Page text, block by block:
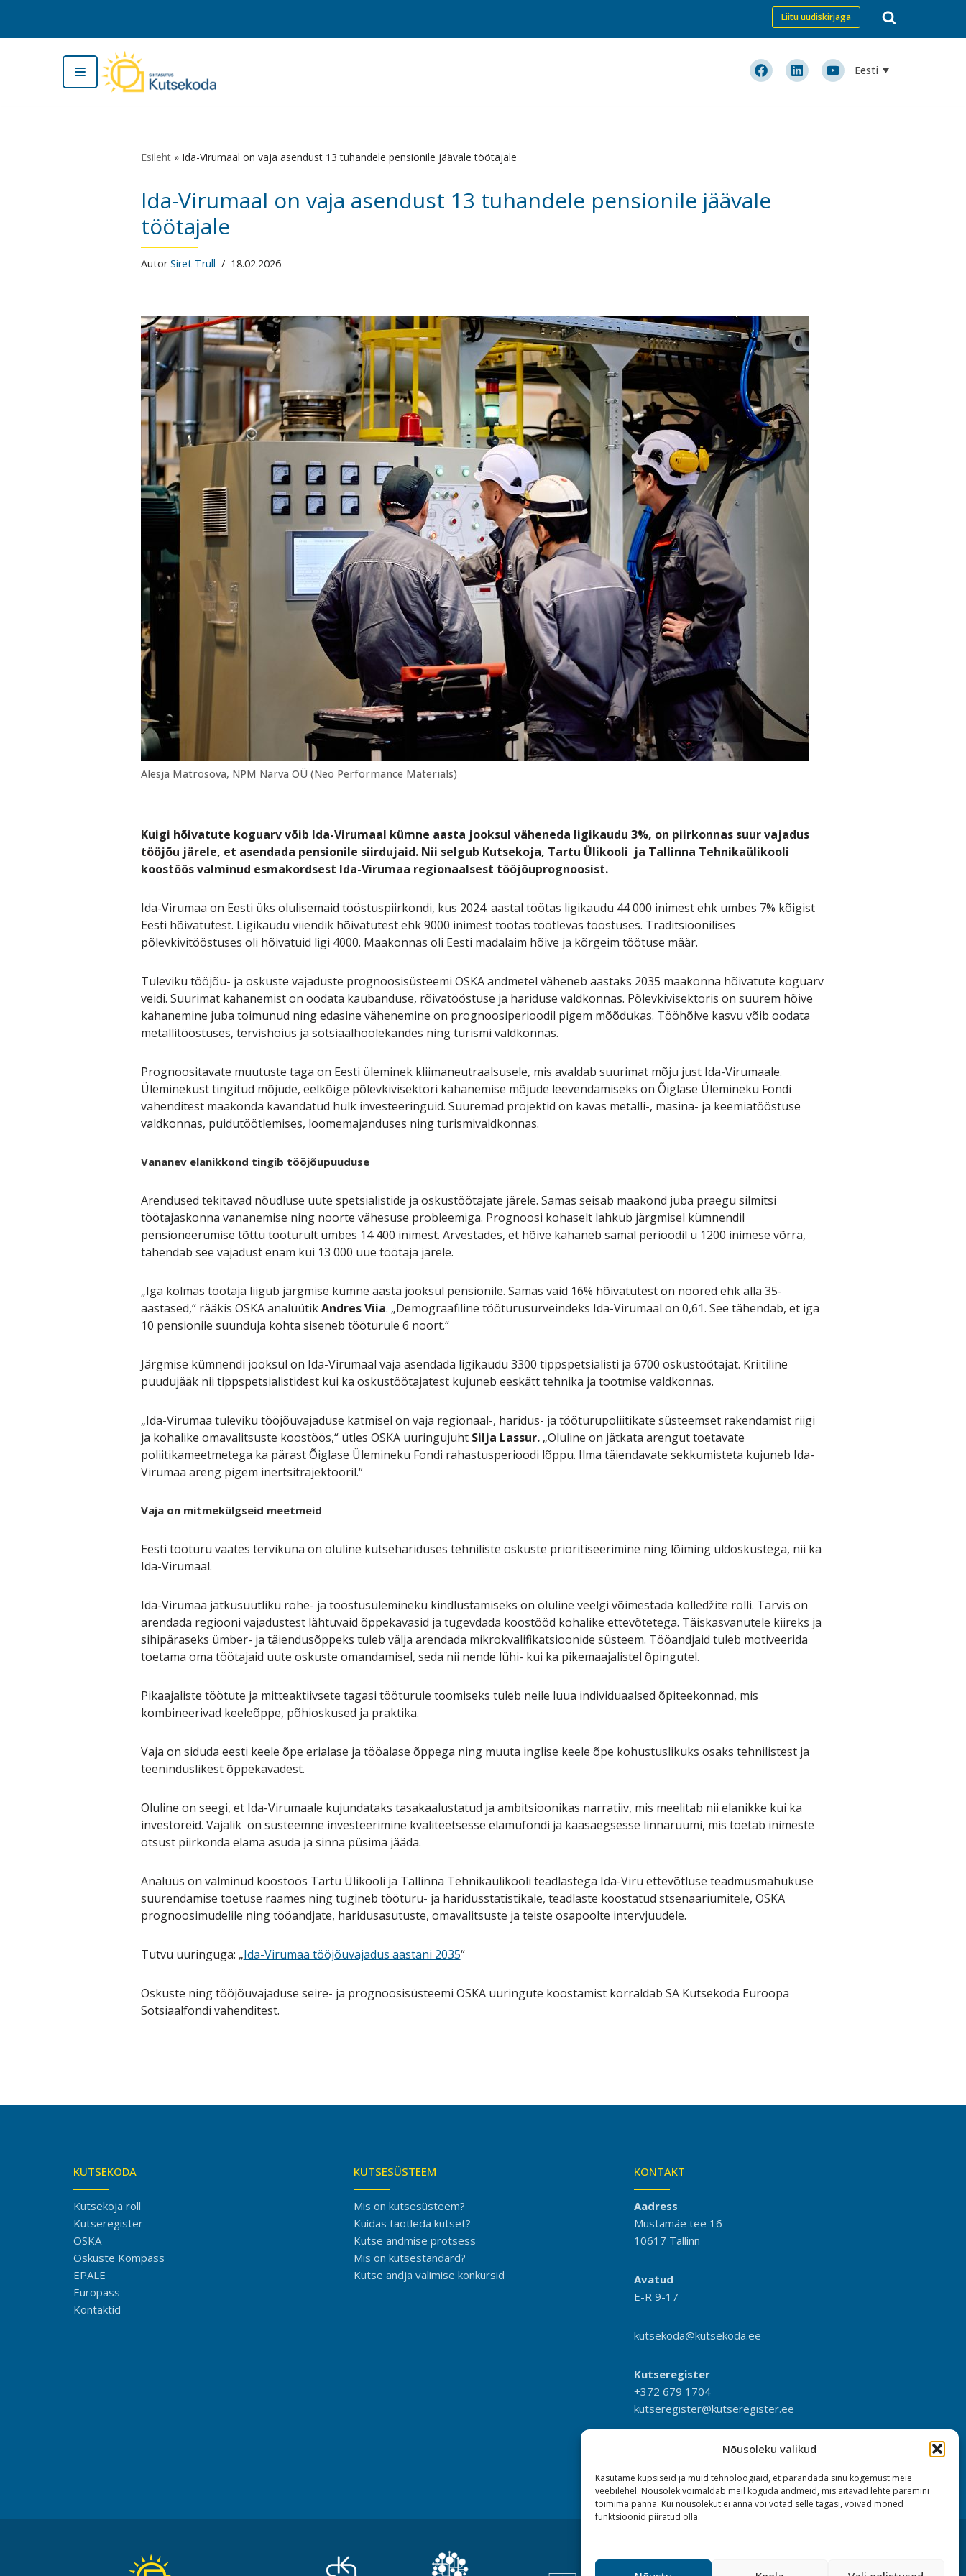
Nõusoleku valikud
Kasutame küpsiseid ja muid tehnoloogiaid, et parandada sinu kogemust meie
veebilehel. Nõusolek võimaldab meil koguda andmeid, mis aitavad lehte paremini
toimima panna. Kui nõusolekut ei anna või võtad selle tagasi, võivad mõned
funktsioonid piiratud olla.
Skip
Liitu uudiskirjaga
Eesti
Esileht» Ida-Virumaal on vaja asendust 13 tuhandele pensionile jäävale töötajale
Ida-Virumaal on vaja asendust 13 tuhandele pensionile jäävale
töötajale
AutorSiret Trull 18.02.2026
Alesja Matrosova, NPM Narva OÜ (Neo Performance Materials)
Kuigi hõivatute koguarv võib Ida-Virumaal kümne aasta jooksul väheneda ligikaudu 3%, on piirkonnas suur vajadus
tööjõu järele, et asendada pensionile siirdujaid. Nii selgub Kutsekoja, Tartu Ülikooli ja Tallinna Tehnikaülikooli
koostöös valminud esmakordsest Ida-Virumaa regionaalsest tööjõuprognoosist.
Ida-Virumaa on Eesti üks olulisemaid tööstuspiirkondi, kus 2024. aastal töötas ligikaudu 44 000 inimest ehk umbes 7% kõigist
Eesti hõivatutest. Ligikaudu viiendik hõivatutest ehk 9000 inimest töötas töötlevas tööstuses. Traditsioonilises
põlevkivitööstuses oli hõivatuid ligi 4000. Maakonnas oli Eesti madalaim hõive ja kõrgeim töötuse määr.
Tuleviku tööjõu- ja oskuste vajaduste prognoosisüsteemi OSKA andmetel väheneb aastaks 2035 maakonna hõivatute koguarv
veidi. Suurimat kahanemist on oodata kaubanduse, rõivatööstuse ja hariduse valdkonnas. Põlevkivisektoris on suurem hõive
kahanemine juba toimunud ning edasine vähenemine on prognoosiperioodil pigem mõõdukas. Tööhõive kasvu võib oodata
metallitööstuses, tervishoius ja sotsiaalhoolekandes ning turismi valdkonnas.
Prognoositavate muutuste taga on Eesti üleminek kliimaneutraalsusele, mis avaldab suurimat mõju just Ida-Virumaale.
Üleminekust tingitud mõjude, eelkõige põlevkivisektori kahanemise mõjude leevendamiseks on Õiglase Ülemineku Fondi
vahenditest maakonda kavandatud hulk investeeringuid. Suuremad projektid on kavas metalli-, masina- ja keemiatööstuse
valdkonnas, puidutöötlemises, loomemajanduses ning turismivaldkonnas.
Vananev elanikkond tingib tööjõupuuduse
Arendused tekitavad nõudluse uute spetsialistide ja oskustöötajate järele. Samas seisab maakond juba praegu silmitsi
töötajaskonna vananemise ning noorte vähesuse probleemiga. Prognoosi kohaselt lahkub järgmisel kümnendil
pensioneerumise tõttu tööturult umbes 14 400 inimest. Arvestades, et hõive kahaneb samal perioodil u 1200 inimese võrra,
tähendab see vajadust enam kui 13 000 uue töötaja järele.
„Iga kolmas töötaja liigub järgmise kümne aasta jooksul pensionile. Samas vaid 16% hõivatutest on noored ehk alla 35-
aastased,“ rääkis OSKA analüütikAndres Viia. „Demograafiline tööturusurveindeks Ida-Virumaal on 0,61. See tähendab, et iga
10 pensionile suunduja kohta siseneb tööturule 6 noort.“
Järgmise kümnendi jooksul on Ida-Virumaal vaja asendada ligikaudu 3300 tippspetsialisti ja 6700 oskustöötajat. Kriitiline
puudujääk nii tippspetsialistidest kui ka oskustöötajatest kujuneb eeskätt tehnika ja tootmise valdkonnas.
„Ida-Virumaa tuleviku tööjõuvajaduse katmisel on vaja regionaal-, haridus- ja tööturupoliitikate süsteemset rakendamist riigi
ja kohalike omavalitsuste koostöös,“ ütles OSKA uuringujuht Silja Lassur.„Oluline on jätkata arengut toetavate
poliitikameetmetega ka pärast Õiglase Ülemineku Fondi rahastusperioodi lõppu. Ilma täiendavate sekkumisteta kujuneb Ida-
Virumaa areng pigem inertsitrajektooril.“
Vaja on mitmekülgseid meetmeid
Eesti tööturu vaates tervikuna on oluline kutsehariduses tehniliste oskuste prioritiseerimine ning lõiming üldoskustega, nii ka
Ida-Virumaal.
Ida-Virumaa jätkusuutliku rohe- ja tööstusülemineku kindlustamiseks on oluline veelgi võimestada kolledžite rolli. Tarvis on
arendada regiooni vajadustest lähtuvaid õppekavasid ja tugevdada koostööd kohalike ettevõtetega. Täiskasvanutele kiireks ja
sihipäraseks ümber- ja täiendusõppeks tuleb välja arendada mikrokvalifikatsioonide süsteem. Tööandjaid tuleb motiveerida
toetama oma töötajaid uute oskuste omandamisel, seda nii nende lühi- kui ka pikemaajalistel õpingutel.
Pikaajaliste töötute ja mitteaktiivsete tagasi tööturule toomiseks tuleb neile luua individuaalsed õpiteekonnad, mis
kombineerivad keeleõppe, põhioskused ja praktika.
Vaja on siduda eesti keele õpe erialase ja tööalase õppega ning muuta inglise keele õpe kohustuslikuks osaks tehnilistest ja
teeninduslikest õppekavadest.
Oluline on seegi, et Ida-Virumaale kujundataks tasakaalustatud ja ambitsioonikas narratiiv, mis meelitab nii elanikke kui ka
investoreid. Vajalik on süsteemne investeerimine kvaliteetsesse elamufondi ja kaasaegsesse linnaruumi, mis toetab inimeste
otsust piirkonda elama asuda ja sinna püsima jääda.
Analüüs on valminud koostöös Tartu Ülikooli ja Tallinna Tehnikaülikooli teadlastega Ida-Viru ettevõtluse teadmusmahukuse
suurendamise toetuse raames ning tugineb tööturu- ja haridusstatistikale, teadlaste koostatud stsenaariumitele, OSKA
prognoosimudelile ning tööandjate, haridusasutuste, omavalitsuste ja teiste osapoolte intervjuudele.
Tutvu uuringuga: „Ida-Virumaa tööjõuvajadus aastani 2035“
Oskuste ning tööjõuvajaduse seire- ja prognoosisüsteemi OSKA uuringute koostamist korraldab SA Kutsekoda Euroopa
Sotsiaalfondi vahenditest.
KUTSEKODA
Kutsekoja roll
Kutseregister
OSKA
Oskuste Kompass
EPALE
Europass
Kontaktid
KUTSESÜSTEEM
Mis on kutsesüsteem?
Kuidas taotleda kutset?
Kutse andmise protsess
Mis on kutsestandard?
Kutse andja valimise konkursid
KONTAKT
Aadress
Mustamäe tee 16
10617 Tallinn
Avatud
E-R 9-17
kutsekoda@kutsekoda.ee
Kutseregister
+372 679 1704
kutseregister@kutseregister.ee